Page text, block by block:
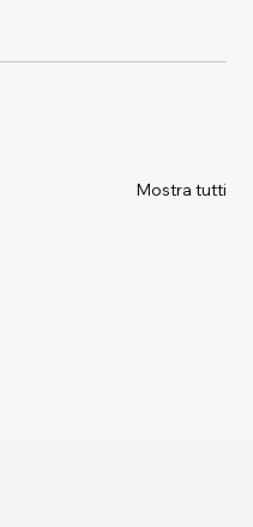
Mostra tutti